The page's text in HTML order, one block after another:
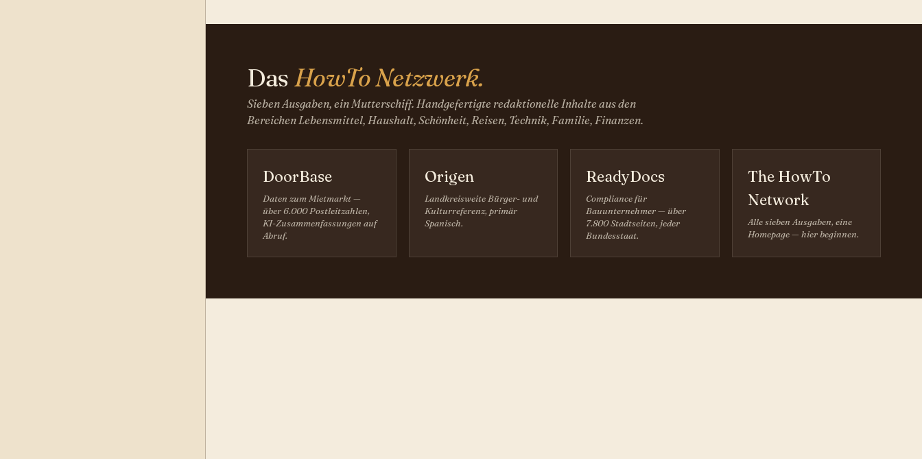
Das HowTo Netzwerk.
Sieben Ausgaben, ein Mutterschiff. Handgefertigte redaktionelle Inhalte aus den
Bereichen Lebensmittel, Haushalt, Schönheit, Reisen, Technik, Familie, Finanzen.
DoorBase
Daten zum Mietmarkt —
über 6.000 Postleitzahlen,
KI-Zusammenfassungen auf
Abruf.
Origen
Landkreisweite Bürger- und
Kulturreferenz, primär
Spanisch.
ReadyDocs
Compliance für
Bauunternehmer — über
7.800 Stadtseiten, jeder
Bundesstaat.
The HowTo
Network
Alle sieben Ausgaben, eine
Homepage — hier beginnen.